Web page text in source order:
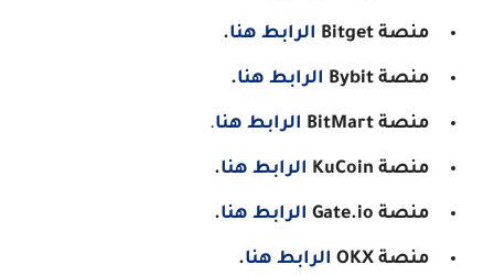
منصة Bitget الرابط هنا.
منصة Bybit الرابط هنا.
منصة BitMart الرابط هنا.
منصة KuCoin الرابط هنا.
منصة Gate.io الرابط هنا.
منصة OKX الرابط هنا.